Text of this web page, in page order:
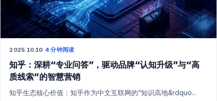
2025.10.10·4 分钟阅读
知乎：深耕“专业问答”，驱动品牌“认知升级”与“高
质线索”的智慧营销
知乎生态核心价值：知乎作为中文互联网的“知识高地&rdquo...